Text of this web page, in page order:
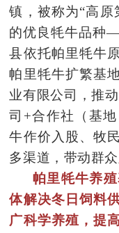
镇，被称为“高原
的优良牦牛品种
县依托帕里牦牛
帕里牦牛扩繁基
业有限公司，推
司+合作社（基
牛作价入股、牧
多渠道，带动群众
帕里牦牛养
体解决冬日饲料
广科学养殖，提